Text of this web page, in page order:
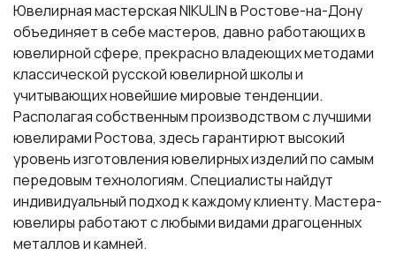
Ювелирная мастерская NIKULIN в Ростове-на-Дону
объединяет в себе мастеров, давно работающих в
ювелирной сфере, прекрасно владеющих методами
классической русской ювелирной школы и
учитывающих новейшие мировые тенденции.
Располагая собственным производством с лучшими
ювелирами Ростова, здесь гарантирют высокий
уровень изготовления ювелирных изделий по самым
передовым технологиям. Специалисты найдут
индивидуальный подход к каждому клиенту. Мастера-
ювелиры работают с любыми видами драгоценных
металлов и камней.